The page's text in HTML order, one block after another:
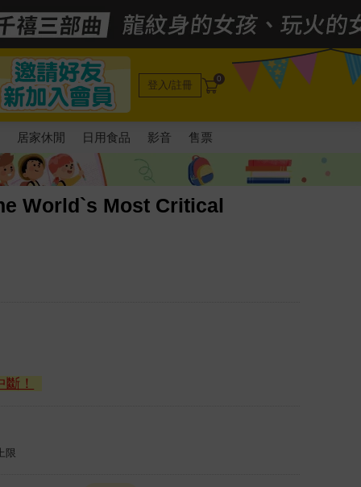
登入/註冊 0
居家休閒 日用食品 影音 售票
World`s Most Critical
！
限